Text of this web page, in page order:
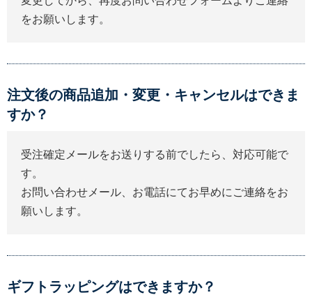
をお願いします。
注文後の商品追加・変更・キャンセルはできま
すか？
受注確定メールをお送りする前でしたら、対応可能で
す。
お問い合わせメール、お電話にてお早めにご連絡をお
願いします。
ギフトラッピングはできますか？